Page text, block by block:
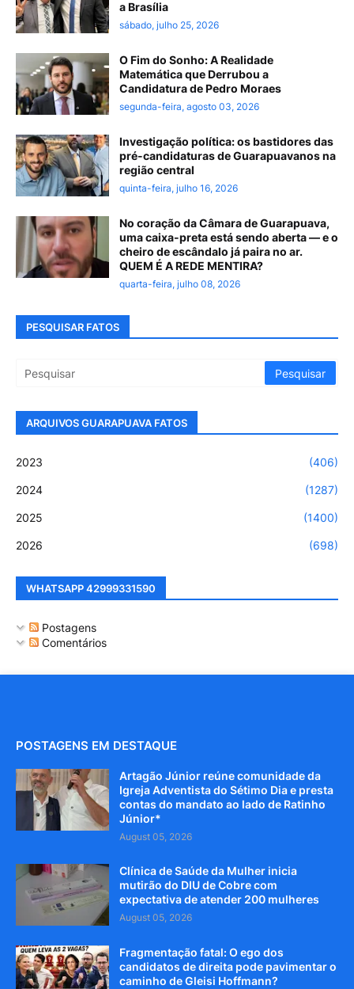
a Brasília
sábado, julho 25, 2026
O Fim do Sonho: A Realidade
Matemática que Derrubou a
Candidatura de Pedro Moraes
segunda-feira, agosto 03, 2026
Investigação política: os bastidores das
pré-candidaturas de Guarapuavanos na
região central
quinta-feira, julho 16, 2026
No coração da Câmara de Guarapuava,
uma caixa-preta está sendo aberta — e o
cheiro de escândalo já paira no ar.
QUEM É A REDE MENTIRA?
quarta-feira, julho 08, 2026
PESQUISAR FATOS
ARQUIVOS GUARAPUAVA FATOS
2023 (406)
2024 (1287)
2025 (1400)
2026 (698)
WHATSAPP 42999331590
Postagens
Comentários
POSTAGENS EM DESTAQUE
Artagão Júnior reúne comunidade da
Igreja Adventista do Sétimo Dia e presta
contas do mandato ao lado de Ratinho
Júnior*
August 05, 2026
Clínica de Saúde da Mulher inicia
mutirão do DIU de Cobre com
expectativa de atender 200 mulheres
August 05, 2026
Fragmentação fatal: O ego dos
candidatos de direita pode pavimentar o
caminho de Gleisi Hoffmann?